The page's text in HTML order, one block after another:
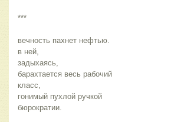
***
вечность пахнет нефтью.
в ней,
задыхаясь,
барахтается весь рабочий
класс,
гонимый пухлой ручкой
бюрократии.